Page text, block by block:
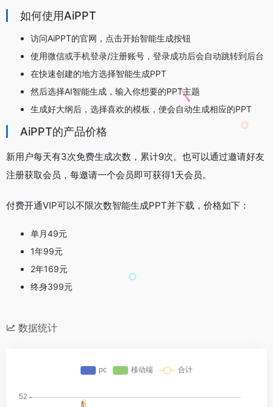
如何使用AiPPT
访问AiPPT的官网，点击开始智能生成按钮
使用微信或手机登录/注册账号，登录成功后会自动跳转到后台
在快速创建的地方选择智能生成PPT
然后选择AI智能生成，输入你想要的PPT主题
生成好大纲后，选择喜欢的模板，便会自动生成相应的PPT
AiPPT的产品价格
新用户每天有3次免费生成次数，累计9次。也可以通过邀请好友
注册获取会员，每邀请一个会员即可获得1天会员。
付费开通VIP可以不限次数智能生成PPT并下载，价格如下：
单月49元
1年99元
2年169元
终身399元
数据统计